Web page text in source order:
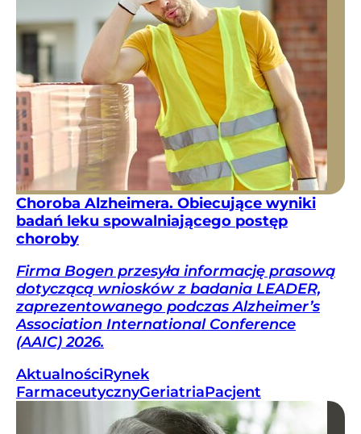
Choroba Alzheimera. Obiecujące wyniki
badań leku spowalniającego postęp
choroby
Firma Bogen przesyła informację prasową
dotyczącą wniosków z badania LEADER,
zaprezentowanego podczas Alzheimer’s
Association International Conference
(AAIC) 2026.
AktualnościRynek
FarmaceutycznyGeriatriaPacjent